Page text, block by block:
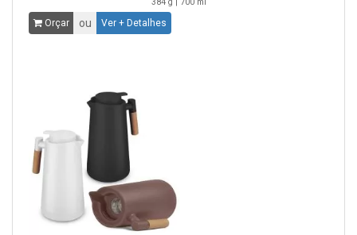
Orçar ou Ver + Detalhes